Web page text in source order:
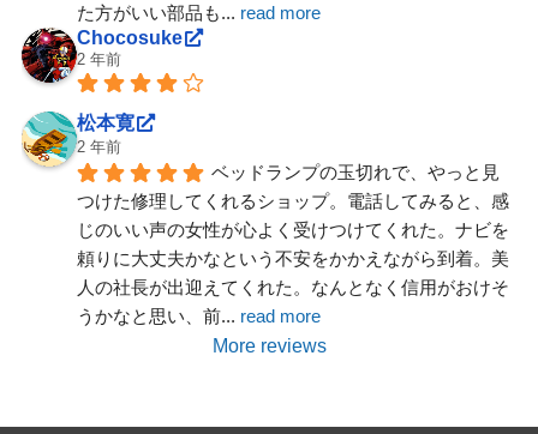
た方がいい部品も... read more
Chocosuke
2 年前
松本寛
2 年前
ベッドランプの玉切れで、やっと見
つけた修理してくれるショップ。電話してみると、感
じのいい声の女性が心よく受けつけてくれた。ナビを
頼りに大丈夫かなという不安をかかえながら到着。美
人の社長が出迎えてくれた。なんとなく信用がおけそ
うかなと思い、前... read more
More reviews